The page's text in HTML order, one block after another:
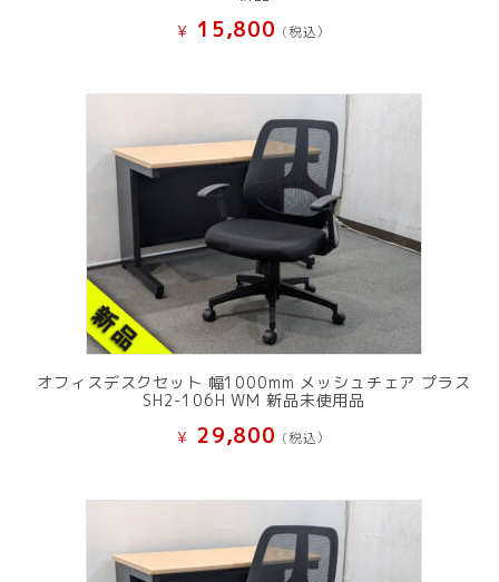
¥ 15,800 (税込）
オフィスデスクセット 幅1000mm メッシュチェア プラス
SH2-106H WM 新品未使用品
¥ 29,800 (税込）